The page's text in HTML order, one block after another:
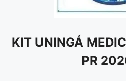
KIT UNINGÁ
PR